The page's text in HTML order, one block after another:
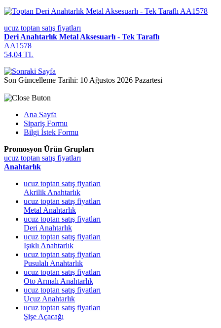
ucuz toptan satış fiyatları
Deri Anahtarlık Metal Aksesuarlı - Tek Taraflı
AA1578
54,04 TL
Son Güncelleme Tarihi: 10 Ağustos 2026 Pazartesi
Ana Sayfa
Sipariş Formu
Bilgi İstek Formu
Promosyon Ürün Grupları
ucuz toptan satış fiyatları
Anahtarlık
ucuz toptan satış fiyatları
Akrilik Anahtarlık
ucuz toptan satış fiyatları
Metal Anahtarlık
ucuz toptan satış fiyatları
Deri Anahtarlık
ucuz toptan satış fiyatları
Işıklı Anahtarlık
ucuz toptan satış fiyatları
Pusulalı Anahtarlık
ucuz toptan satış fiyatları
Oto Armalı Anahtarlık
ucuz toptan satış fiyatları
Ucuz Anahtarlık
ucuz toptan satış fiyatları
Şişe Açacağı